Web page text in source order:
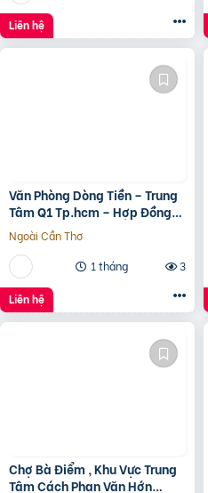
Liên hệ
Văn Phòng Dòng Tiền – Trung
Tâm Q1 Tp.hcm – Hợp Đồng
Thuê 250 Triệu/Tháng – 115
Tỷ
Ngoài Cần Thơ
1 tháng
3
Liên hệ
Chợ Bà Điểm , Khu Vực Trung
Tâm Cách Phan Văn Hớn